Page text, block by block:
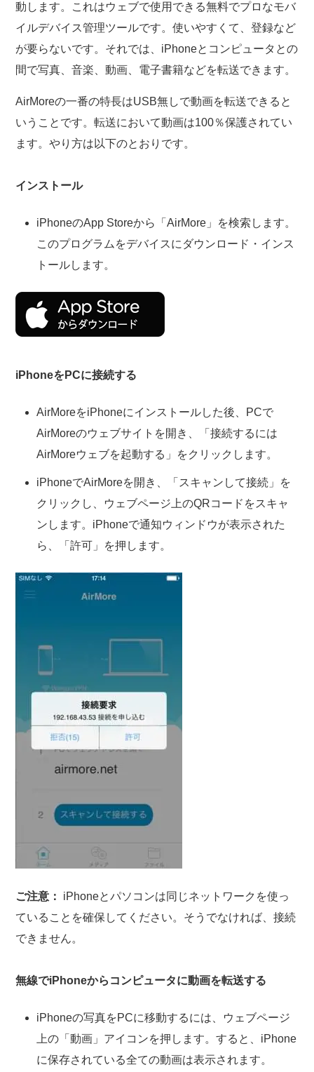
動します。これはウェブで使用できる無料でプロなモバ
イルデバイス管理ツールです。使いやすくて、登録など
が要らないです。それでは、iPhoneとコンピュータとの
間で写真、音楽、動画、電子書籍などを転送できます。
AirMoreの一番の特長はUSB無しで動画を転送できると
いうことです。転送において動画は100％保護されてい
ます。やり方は以下のとおりです。
インストール
iPhoneのApp Storeから「AirMore」を検索します。
このプログラムをデバイスにダウンロード・インス
トールします。
iPhoneをPCに接続する
AirMoreをiPhoneにインストールした後、PCで
AirMoreのウェブサイトを開き、「接続するには
AirMoreウェブを起動する」をクリックします。
iPhoneでAirMoreを開き、「スキャンして接続」を
クリックし、ウェブページ上のQRコードをスキャ
ンします。iPhoneで通知ウィンドウが表示された
ら、「許可」を押します。
ご注意：
iPhoneとパソコンは同じネットワークを使っ
ていることを確保してください。そうでなければ、接続
できません。
無線でiPhoneからコンピュータに動画を転送する
iPhoneの写真をPCに移動するには、ウェブページ
上の「動画」アイコンを押します。すると、iPhone
に保存されている全ての動画は表示されます。